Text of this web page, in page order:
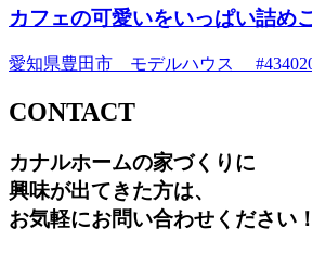
カフェの可愛いをいっぱい詰め
愛知県豊田市 モデルハウス
CONTACT
カナルホームの家づくりに
興味が出てきた方は、
お気軽にお問い合わせください！